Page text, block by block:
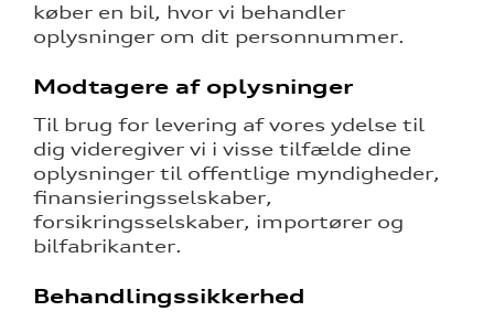
køber en bil, hvor vi behandler
oplysninger om dit personnummer.
Modtagere af oplysninger
Til brug for levering af vores ydelse til
dig videregiver vi i visse tilfælde dine
oplysninger til offentlige myndigheder,
finansieringsselskaber,
forsikringsselskaber, importører og
bilfabrikanter.
Behandlingssikkerhed